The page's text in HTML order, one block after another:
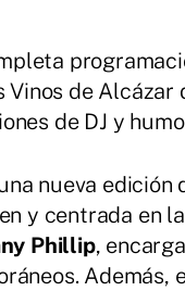
de Alcázar
de DJ y
nueva edición
y centrada en
Phillip,
Además,